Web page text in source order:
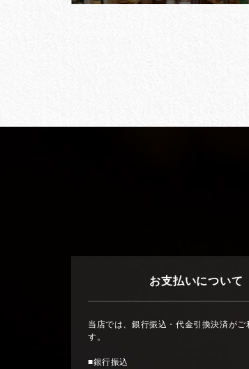
お支払いについて
当店では、銀行振込・代金引換決済がご
す。
■銀行振込